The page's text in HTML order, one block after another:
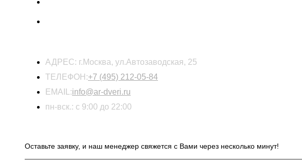
АДРЕС: г.Москва, ул.Автозаводская, 25
ТЕЛЕФОН:+7 (495) 212-05-84
EMAIL:info@ar-dveri.ru
пн-вск.: с 9:00 до 22:00
Оставьте заявку, и наш менеджер свяжется с Вами через несколько минут!